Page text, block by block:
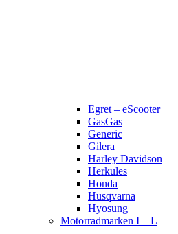
Egret – eScooter
GasGas
Generic
Gilera
Harley Davidson
Herkules
Honda
Husqvarna
Hyosung
Motorradmarken I – L